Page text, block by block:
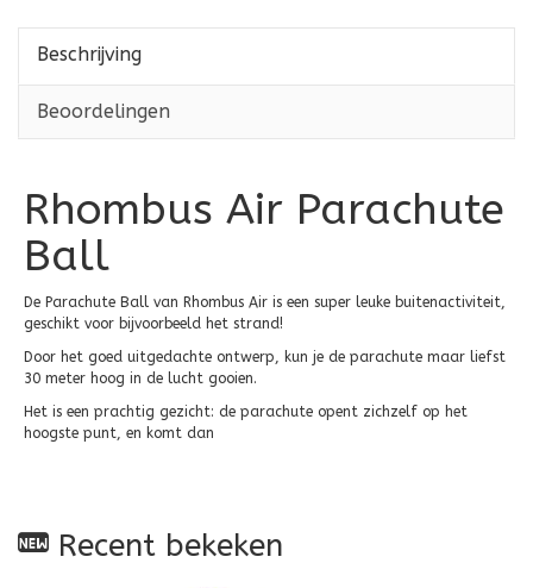
Beschrijving
Beoordelingen
Rhombus Air Parachute
Ball
De Parachute Ball van Rhombus Air is een super leuke buitenactiviteit,
geschikt voor bijvoorbeeld het strand!
Door het goed uitgedachte ontwerp, kun je de parachute maar liefst
30 meter hoog in de lucht gooien.
Het is een prachtig gezicht: de parachute opent zichzelf op het
hoogste punt, en komt dan
Recent bekeken